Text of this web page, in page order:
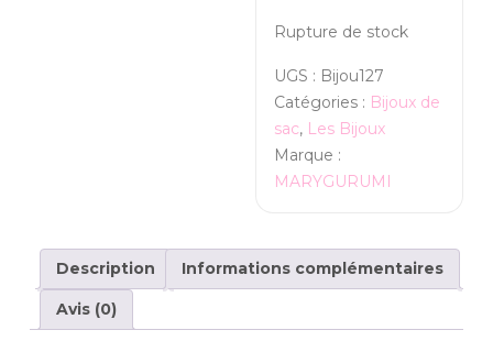
Rupture de stock
UGS : Bijou127
Catégories : Bijoux de
sac, Les Bijoux
Marque :
MARYGURUMI
Description Informations complémentaires
Avis (0)